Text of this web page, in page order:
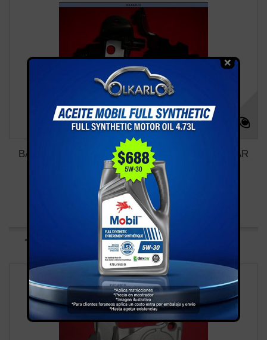
BASE SOPORTE MOTOR DELANTERO STANDAR
GOLF...
Más
Agregar para comparar